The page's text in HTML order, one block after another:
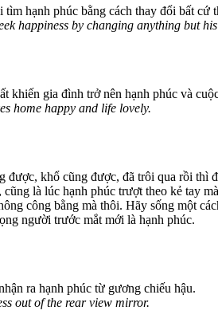
hạnh phúc bằng cách thay đổi bất
happiness by changing anything but
khiến gia đình trở nên hạnh phúc và
home happy and life lovely.
khổ cũng được, đã trôi qua rồi thì
là lúc hạnh phúc trượt theo kẻ tay
công bằng mà thôi. Hãy sống một
người trước mắt mới là hạnh phúc.
ra hạnh phúc từ gương chiếu hậu.
out of the rear view mirror.